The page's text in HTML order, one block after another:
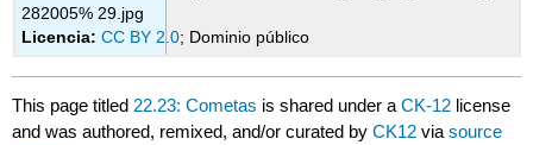
282005% 29.jpg
Licencia: CC BY 2.0; Dominio público
This page titled 22.23: Cometas is shared under aCK-12 license
and was authored, remixed, and/or curated byCK12 viasource